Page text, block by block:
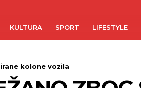
KULTURA SPORT LIFESTYLE
kolone vozila